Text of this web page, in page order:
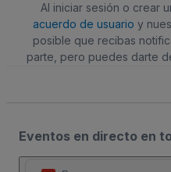
Al iniciar sesión o crear
acuerdo de usuario y
posible que recibas
parte, pero puedes darte
Eventos en directo en